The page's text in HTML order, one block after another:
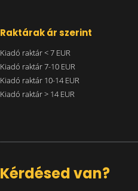
Raktárak ár szerint
Kiadó raktár < 7 EUR
Kiadó raktár 7-10 EUR
Kiadó raktár 10-14 EUR
Kiadó raktár > 14 EUR
Kérdésed van?